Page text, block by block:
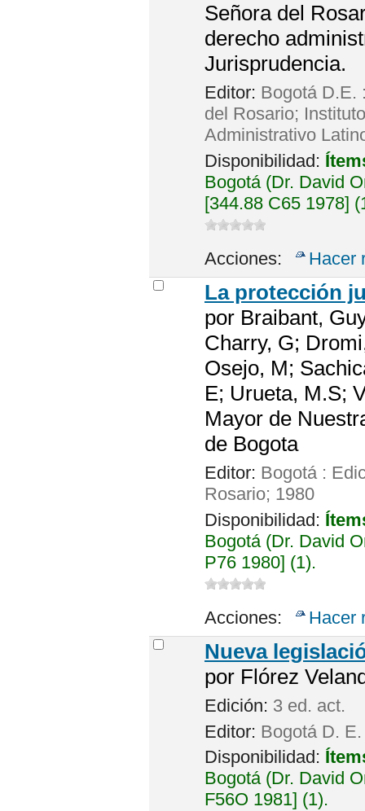
Señora del
derecho
Jurisprudencia.
Editor: Bogotá D.E.
del Rosario;
Administrativo
Disponibilidad:
Bogotá (Dr. David
[344.88 C65 1978]
Acciones: Hacer
La protección
por Braibant,
Charry, G;
Osejo, M;
E; Urueta, M.S;
Mayor de
de Bogota
Editor: Bogotá :
Rosario; 1980
Disponibilidad:
Bogotá (Dr. David
P76 1980] (1).
Acciones: Hacer
Nueva
por Flórez
Edición: 3 ed. act.
Editor: Bogotá D.
Disponibilidad:
Bogotá (Dr. David
F56O 1981] (1).